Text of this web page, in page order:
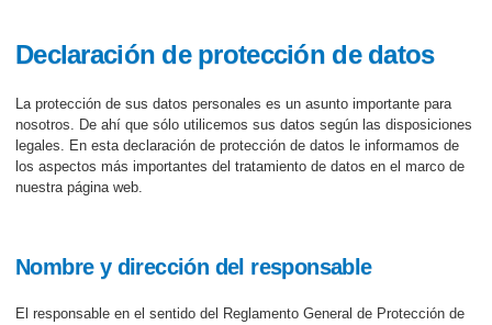
Declaración de protección de datos
La protección de sus datos personales es un asunto importante para
nosotros. De ahí que sólo utilicemos sus datos según las disposiciones
legales. En esta declaración de protección de datos le informamos de
los aspectos más importantes del tratamiento de datos en el marco de
nuestra página web.
Nombre y dirección del responsable
El responsable en el sentido del Reglamento General de Protección de